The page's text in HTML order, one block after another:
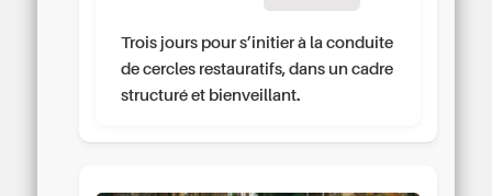
Trois jours pour s’initier à la conduite
de cercles restauratifs, dans un cadre
structuré et bienveillant.